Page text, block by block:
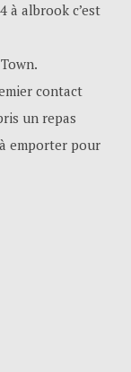
à albrook c’est
contact
un repas
emporter pour